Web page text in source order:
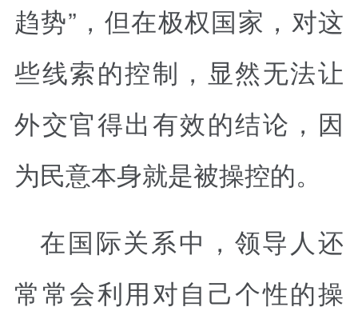
趋势”，但在极权国家，对这
些线索的控制，显然无法让
外交官得出有效的结论，因
为民意本身就是被操控的。
在国际关系中，领导人还
常常会利用对自己个性的操